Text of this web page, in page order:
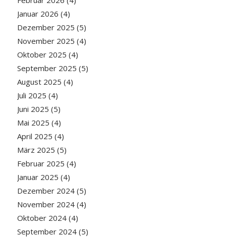
Januar 2026 (4)
Dezember 2025 (5)
November 2025 (4)
Oktober 2025 (4)
September 2025 (5)
August 2025 (4)
Juli 2025 (4)
Juni 2025 (5)
Mai 2025 (4)
April 2025 (4)
März 2025 (5)
Februar 2025 (4)
Januar 2025 (4)
Dezember 2024(5)
November 2024(4)
Oktober 2024(4)
September 2024(5)